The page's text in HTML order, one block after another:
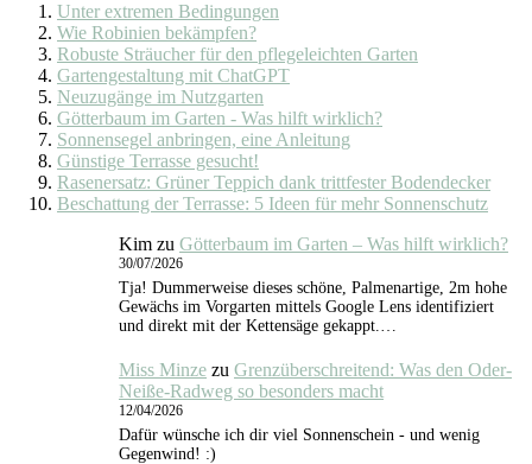
Unter extremen Bedingungen
Wie Robinien bekämpfen?
Robuste Sträucher für den pflegeleichten Garten
Gartengestaltung mit ChatGPT
Neuzugänge im Nutzgarten
Götterbaum im Garten - Was hilft wirklich?
Sonnensegel anbringen, eine Anleitung
Günstige Terrasse gesucht!
Rasenersatz: Grüner Teppich dank trittfester Bodendecker
Beschattung der Terrasse: 5 Ideen für mehr Sonnenschutz
Kim zu Götterbaum im Garten – Was hilft wirklich?
30/07/2026
Tja! Dummerweise dieses schöne, Palmenartige, 2m hohe
Gewächs im Vorgarten mittels Google Lens identifiziert
und direkt mit der Kettensäge gekappt.…
Miss Minze zu Grenzüberschreitend: Was den Oder-
Neiße-Radweg so besonders macht
12/04/2026
Dafür wünsche ich dir viel Sonnenschein - und wenig
Gegenwind! :)